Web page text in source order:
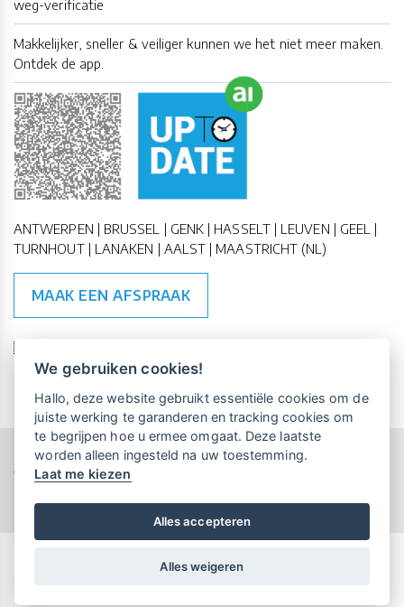
weg-verificatie
Makkelijker, sneller & veiliger kunnen we het niet meer maken.
Ontdek de app.
ANTWERPEN | BRUSSEL | GENK | HASSELT | LEUVEN | GEEL |
TURNHOUT | LANAKEN | AALST | MAASTRICHT (NL)
MAAK EEN AFSPRAAK
🇪🇺 🇧🇪
Copyright All Rights Reserved © 2015-2026 UP-TO-DATE
WebDesign
Privacy & Cookies
Locations Algemene Voorwaarden
We gebruiken cookies!
Hallo, deze website gebruikt essentiële cookies om de
juiste werking te garanderen en tracking cookies om
te begrijpen hoe u ermee omgaat. Deze laatste
worden alleen ingesteld na uw toestemming.
Laat me kiezen
Alles accepteren
Alles weigeren
Vrijblijvende kennismaking?Boek
een persoonlijke demo.
Maandelijks gratis opleidingen